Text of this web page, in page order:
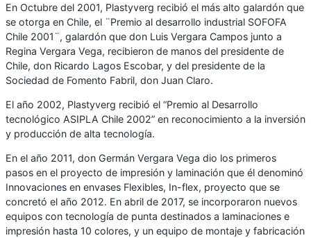
En Octubre del 2001, Plastyverg recibió el más alto galardón que
se otorga en Chile, el ¨Premio al desarrollo industrial SOFOFA
Chile 2001¨, galardón que don Luis Vergara Campos junto a
Regina Vergara Vega, recibieron de manos del presidente de
Chile, don Ricardo Lagos Escobar, y del presidente de la
Sociedad de Fomento Fabril, don Juan Claro.
El año 2002, Plastyverg recibió el “Premio al Desarrollo
tecnológico ASIPLA Chile 2002” en reconocimiento a la inversión
y producción de alta tecnología.
En el año 2011, don Germán Vergara Vega dio los primeros
pasos en el proyecto de impresión y laminación que él denominó
Innovaciones en envases Flexibles, In-flex, proyecto que se
concretó el año 2012. En abril de 2017, se incorporaron nuevos
equipos con tecnología de punta destinados a laminaciones e
impresión hasta 10 colores, y un equipo de montaje y fabricación